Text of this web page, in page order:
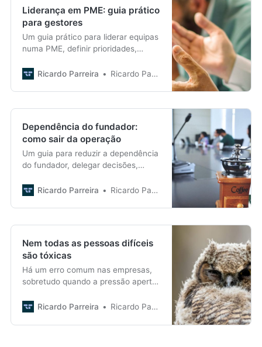
Liderança em PME: guia prático
para gestores
Um guia prático para liderar equipas
numa PME, definir prioridades,
desenvolver líderes e manter a
Ricardo Parreira Ricardo Parreira
Dependência do fundador:
como sair da operação
Um guia para reduzir a dependência
do fundador, delegar decisões,
operação sem abandonar clientes,
Ricardo Parreira Ricardo Parreira
Nem todas as pessoas difíceis
são tóxicas
Há um erro comum nas empresas,
sobretudo quando a pressão aperta,
toxicidade.
Ricardo Parreira Ricardo Parreira